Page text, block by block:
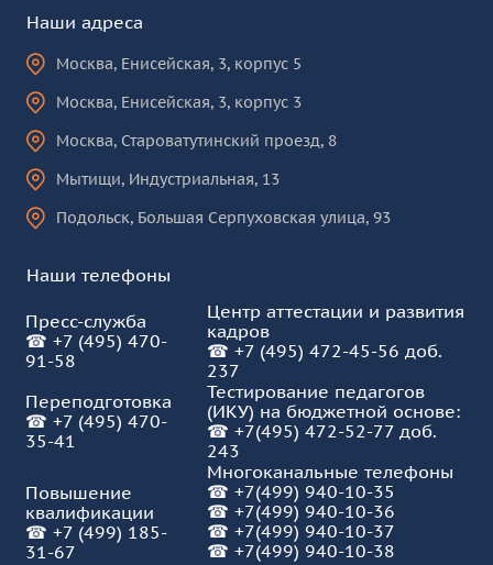
Наши адреса
Москва, Енисейская, 3, корпус 5
Москва, Енисейская, 3, корпус 3
Москва, Староватутинский проезд, 8
Мытищи, Индустриальная, 13
Подольск, Большая Серпуховская улица, 93
Наши телефоны
Пресс-служба
☎ +7 (495) 470-
91-58
Центр аттестации и развития
кадров
☎ +7 (495) 472-45-56 доб.
237
Переподготовка
☎ +7 (495) 470-
35-41
Тестирование педагогов
(ИКУ) на бюджетной основе:
☎ +7(495) 472-52-77 доб.
243
Многоканальные телефоны
☎ +7(499) 940-10-35
☎ +7(499) 940-10-36
☎ +7(499) 940-10-37
☎ +7(499) 940-10-38
Повышение
квалификации
☎ +7 (499) 185-
31-67